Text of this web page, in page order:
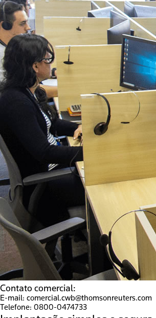
Contato comercial:
E-mail: comercial.cwb@thomsonreuters.com
Telefone: 0800-0474733